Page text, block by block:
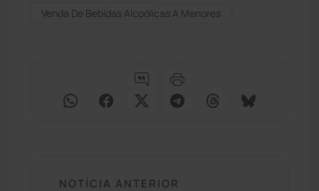
Venda De Bebidas Alcoólicas A Menores
NOTÍCIA ANTERIOR